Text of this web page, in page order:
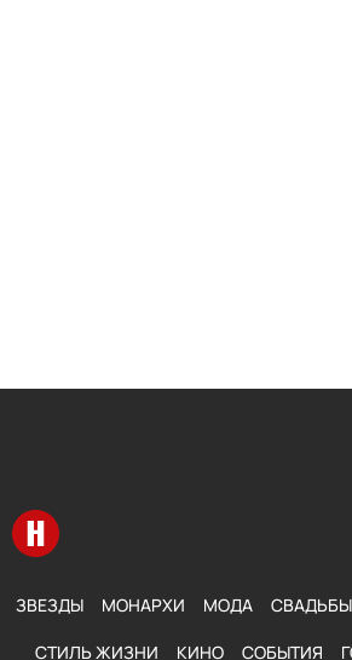
Перейти на главную
ЗВЕЗДЫ МОНАРХИ МОДА СВАДЬБЫ
СТИЛЬ ЖИЗНИ КИНО СОБЫТИЯ